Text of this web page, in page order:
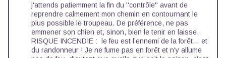
j'attends patiemment la fin du ''contrôle'' avant de
reprendre calmement mon chemin en contournant le
plus possible le troupeau. De préférence, ne pas
emmener son chien et, sinon, bien le tenir en laisse.
RISQUE INCENDIE : le feu est l’ennemi de la forêt… et
du randonneur ! Je ne fume pas en forêt et n'y allume